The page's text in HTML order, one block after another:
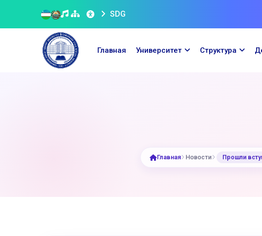
SDG
Главная Университет Структура
Главная Новости Прошли